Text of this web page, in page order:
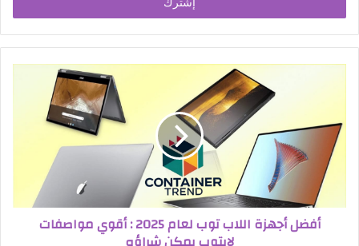
أفضل أجهزة اللاب توب لعام 2025 : أقوي مواصفات